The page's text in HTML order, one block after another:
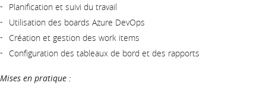
Planification et suivi du travail
Utilisation des boards Azure DevOps
Création et gestion des work items
Configuration des tableaux de bord et des rapports
Mises en pratique :